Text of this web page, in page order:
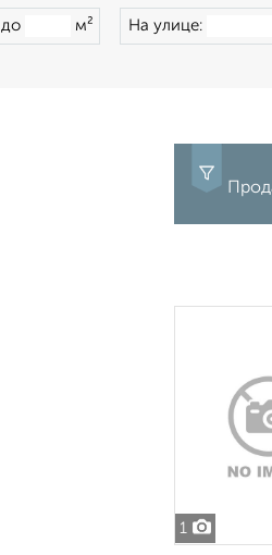
до м² На улице:
1